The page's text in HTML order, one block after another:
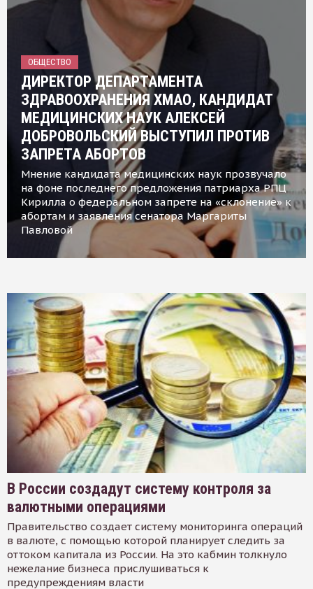
ОБЩЕСТВО
ДИРЕКТОР ДЕПАРТАМЕНТА
ЗДРАВООХРАНЕНИЯ ХМАО, КАНДИДАТ
МЕДИЦИНСКИХ НАУК АЛЕКСЕЙ
ДОБРОВОЛЬСКИЙ ВЫСТУПИЛ ПРОТИВ
ЗАПРЕТА АБОРТОВ
Мнение кандидата медицинских наук прозвучало
на фоне последнего предложения патриарха РПЦ
Кирилла о федеральном запрете на «склонение» к
абортам и заявления сенатора Маргариты
Павловой
В России создадут систему контроля за
валютными операциями
Правительство создает систему мониторинга операций
в валюте, с помощью которой планирует следить за
оттоком капитала из России. На это кабмин толкнуло
нежелание бизнеса прислушиваться к
предупреждениям власти